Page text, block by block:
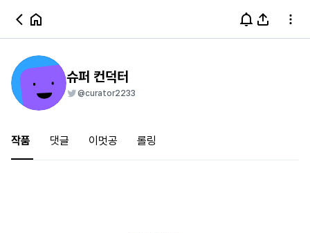
슈퍼 컨덕터
@curator2233
작품 댓글 이멋공 롤링